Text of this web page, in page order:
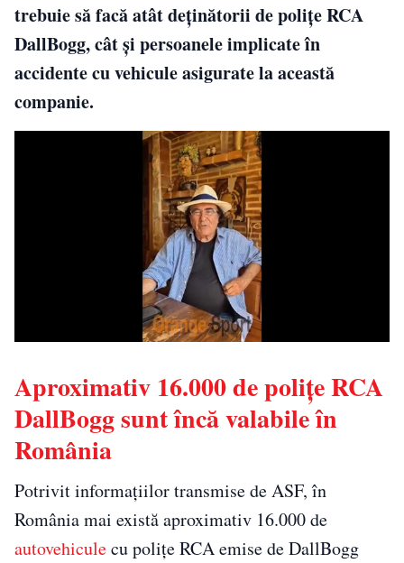
trebuie să facă atât deținătorii de polițe RCA
DallBogg, cât și persoanele implicate în
accidente cu vehicule asigurate la această
companie.
Aproximativ 16.000 de polițe RCA
DallBogg sunt încă valabile în
România
Potrivit informațiilor transmise de ASF, în
România mai există aproximativ 16.000 de
autovehiculecu polițe RCA emise de DallBogg